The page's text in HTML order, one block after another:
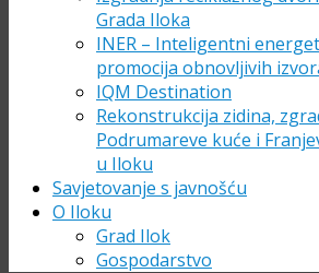
Grada Iloka
INER – Inteligentni
promocija obnovljivih
IQM Destination
Rekonstrukcija zidina,
Podrumareve kuće i
u Iloku
Savjetovanje s javnošću
O Iloku
Grad Ilok
Gospodarstvo